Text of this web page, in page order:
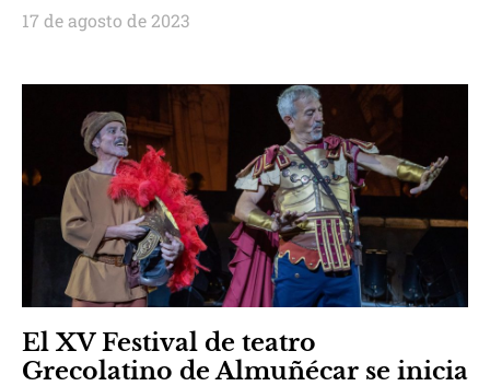
17 de agosto de 2023
El XV Festival de teatro
Grecolatino de Almuñécar se inicia